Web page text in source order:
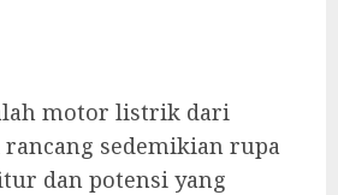
motor listrik dari
rancang sedemikian rupa
dan potensi yang